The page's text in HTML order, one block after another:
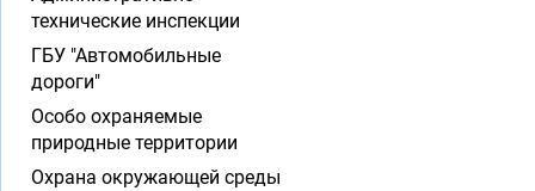
технические инспекции
ГБУ "Автомобильные
дороги"
Особо охраняемые
природные территории
Охрана окружающей среды